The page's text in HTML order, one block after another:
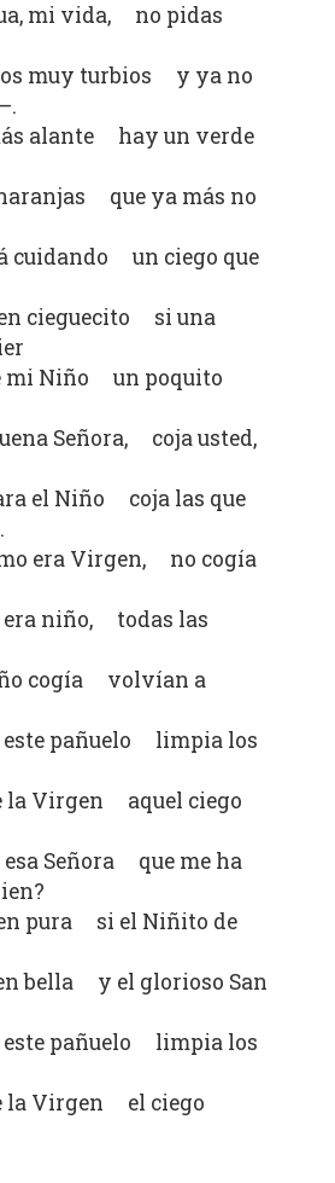
mi vida, no pidas
muy turbios y ya no
alante hay un verde
que ya más no
cuidando un ciego que
cieguecito si una
mi Niño un poquito
Señora, coja usted,
el Niño coja las que
era Virgen, no cogía
era niño, todas las
cogía volvían a
este pañuelo limpia los
la Virgen aquel ciego
esa Señora que me ha
pura si el Niñito de
bella y el glorioso San
este pañuelo limpia los
la Virgen el ciego